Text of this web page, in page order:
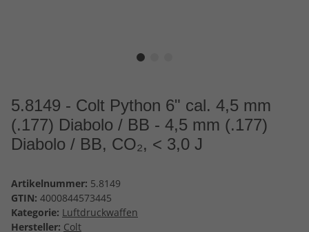
5.8149 - Colt Python 6" cal. 4,5 mm
(.177) Diabolo / BB - 4,5 mm (.177)
Diabolo / BB, CO₂, < 3,0 J
Artikelnummer: 5.8149
GTIN: 4000844573445
Kategorie: Luftdruckwaffen
Hersteller: Colt